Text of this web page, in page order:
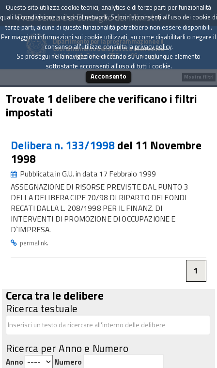
Presidenza del Consiglio dei Ministri
Dipartimento per la programmazione e il
coordinamento della politica economica
Archivio delle Delibere CIPE dal 1967 a oggi
Trovate 1 delibere che verificano i filtri
impostati
Delibera n. 133/1998del 11 Novembre
1998
Pubblicata in G.U. in data 17 Febbraio 1999
ASSEGNAZIONE DI RISORSE PREVISTE DAL PUNTO 3
DELLA DELIBERA CIPE 70/98 DI RIPARTO DEI FONDI
RECATI DALLA L. 208/1998 PER IL FINANZ. DI
INTERVENTI DI PROMOZIONE DI OCCUPAZIONE E
D`IMPRESA.
permalink.
1
Cerca tra le delibere
Ricerca testuale
Ricerca per Anno e Numero
Anno Numero
Mostra filtri
Questo sito utilizza cookie tecnici, analytics e di terze parti per funzionalità
quali la condivisione sui social network. Se non acconsenti all'uso dei cookie di
terze parti, alcune di queste funzionalità potrebbero non essere disponibili.
Per maggiori informazioni sui cookie utilizzati, su come disabilitarli o negare il
consenso all'utilizzo consulta laprivacy policy.
Se prosegui nella navigazione cliccando su un qualunque elemento
sottostante acconsenti all'uso di tutti i cookie.
Acconsento